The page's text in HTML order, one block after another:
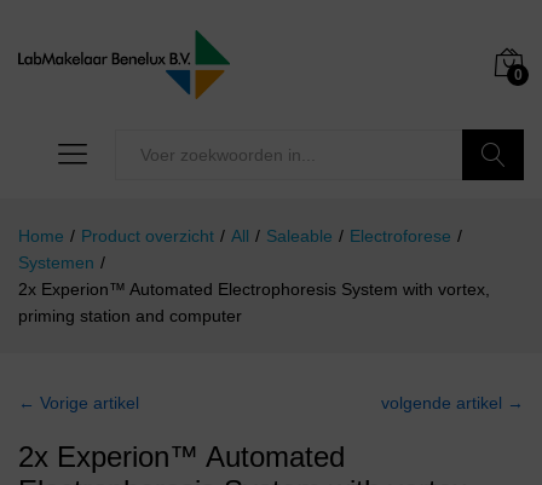
0
Home / Product overzicht / All / Saleable / Electroforese /
Systemen /
2x Experion™ Automated Electrophoresis System with vortex,
priming station and computer
← Vorige artikel volgende artikel →
2x Experion™ Automated